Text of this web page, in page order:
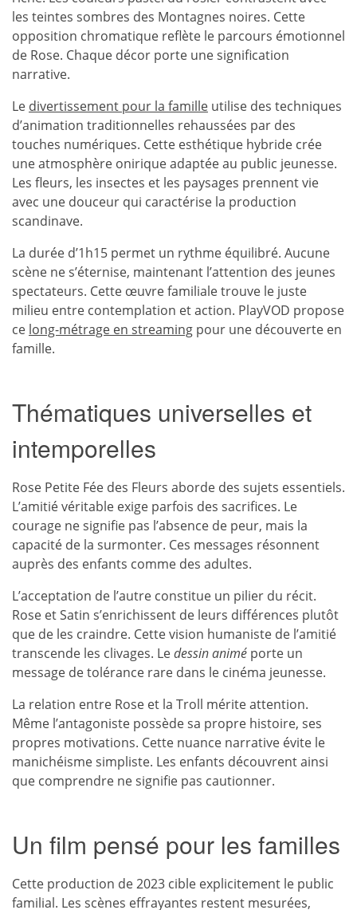
les teintes sombres des Montagnes noires. Cette
opposition chromatique reflète le parcours émotionnel
de Rose. Chaque décor porte une signification
narrative.
Le divertissement pour la famille utilise des techniques
d’animation traditionnelles rehaussées par des
touches numériques. Cette esthétique hybride crée
une atmosphère onirique adaptée au public jeunesse.
Les fleurs, les insectes et les paysages prennent vie
avec une douceur qui caractérise la production
scandinave.
La durée d’1h15 permet un rythme équilibré. Aucune
scène ne s’éternise, maintenant l’attention des jeunes
spectateurs. Cette œuvre familiale trouve le juste
milieu entre contemplation et action. PlayVOD propose
ce long-métrage en streaming pour une découverte en
famille.
Thématiques universelles et
intemporelles
Rose Petite Fée des Fleurs aborde des sujets essentiels.
L’amitié véritable exige parfois des sacrifices. Le
courage ne signifie pas l’absence de peur, mais la
capacité de la surmonter. Ces messages résonnent
auprès des enfants comme des adultes.
L’acceptation de l’autre constitue un pilier du récit.
Rose et Satin s’enrichissent de leurs différences plutôt
que de les craindre. Cette vision humaniste de l’amitié
transcende les clivages. Ledessin animé porte un
message de tolérance rare dans le cinéma jeunesse.
La relation entre Rose et la Troll mérite attention.
Même l’antagoniste possède sa propre histoire, ses
propres motivations. Cette nuance narrative évite le
manichéisme simpliste. Les enfants découvrent ainsi
que comprendre ne signifie pas cautionner.
Un film pensé pour les familles
Cette production de 2023 cible explicitement le public
familial. Les scènes effrayantes restent mesurées,